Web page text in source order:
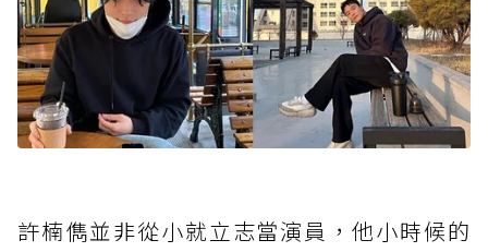
許楠儁並非從小就立志當演員，他小時候的